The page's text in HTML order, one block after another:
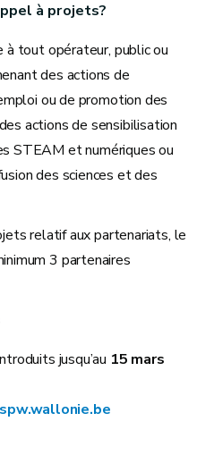
à projets?
à tout opérateur, public ou
des actions de
ou de promotion des
actions de sensibilisation
STEAM et numériques ou
des sciences et des
relatif aux partenariats, le
3 partenaires
jusqu’au 15 mars